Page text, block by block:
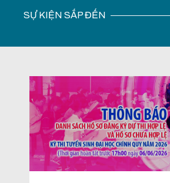
SỰ KIỆN SẮP ĐẾN